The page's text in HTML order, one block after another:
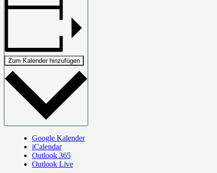
Zum Kalender hinzufügen
Google Kalender
iCalendar
Outlook 365
Outlook Live